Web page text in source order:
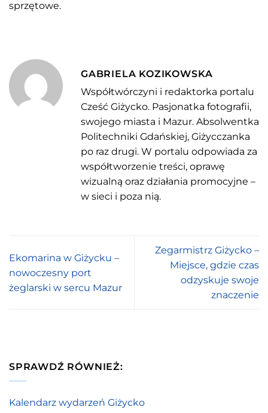
sprzętowe.
GABRIELA KOZIKOWSKA
Współtwórczyni i redaktorka portalu
Cześć Giżycko. Pasjonatka fotografii,
swojego miasta i Mazur. Absolwentka
Politechniki Gdańskiej, Giżycczanka
po raz drugi. W portalu odpowiada za
współtworzenie treści, oprawę
wizualną oraz działania promocyjne –
w sieci i poza nią.
Ekomarina w Giżycku –
nowoczesny port
żeglarski w sercu Mazur
Zegarmistrz Giżycko –
Miejsce, gdzie czas
odzyskuje swoje
znaczenie
SPRAWDŹ RÓWNIEŻ:
Kalendarz wydarzeń Giżycko